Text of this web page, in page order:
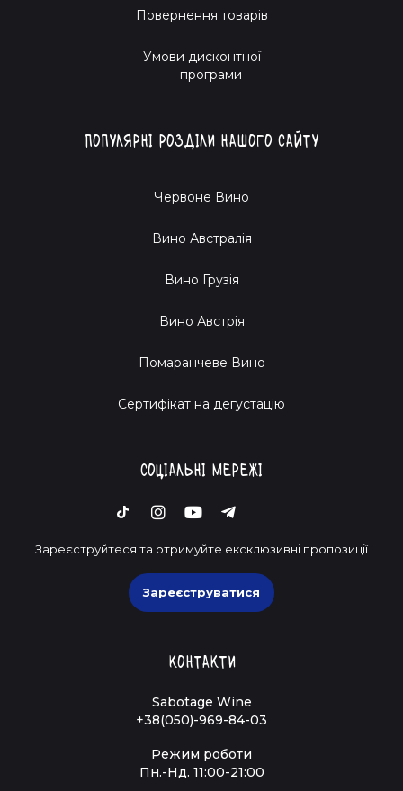
Повернення товарів
Умови дисконтної
програми
Популярні розділи нашого сайту
Червоне Вино
Вино Австралія
Вино Грузія
Вино Австрія
Помаранчеве Вино
Cертифікат на дегустацію
Соціальні мережі
Зареєструйтеся та отримуйте ексклюзивні пропозиції
Зареєструватися
Контакти
Sabotage Wine
+38(050)-969-84-03
Режим роботи
Пн.-Нд. 11:00-21:00